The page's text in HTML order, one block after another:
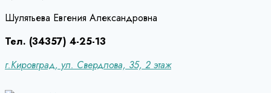
Шулятьева Евгения Александровна
Тел. (34357) 4-25-13
г.Кировград, ул. Свердлова, 35, 2 этаж